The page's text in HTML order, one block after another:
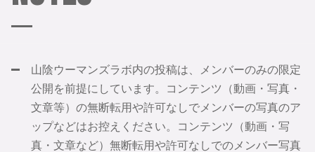
山陰ウーマンズラボ内の投稿は、メンバーのみの限定
公開を前提にしています。コンテンツ（動画・写真・
文章等）の無断転用や許可なしでメンバーの写真のア
ップなどはお控えください。コンテンツ（動画・写
真・文章など）無断転用や許可なしでのメンバー写真